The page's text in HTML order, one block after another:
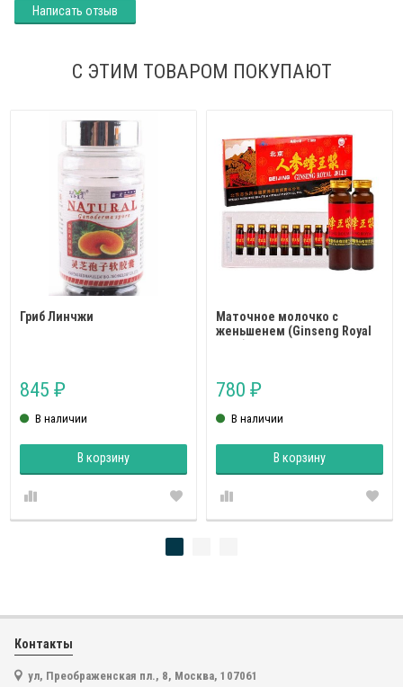
Написать отзыв
С ЭТИМ ТОВАРОМ ПОКУПАЮТ
Гриб Линчжи
845 ₽
В наличии
В корзину
Маточное молочко с
женьшенем (Ginseng Royal
780 ₽
В наличии
В корзину
Контакты
ул, Преображенская пл., 8, Москва, 107061